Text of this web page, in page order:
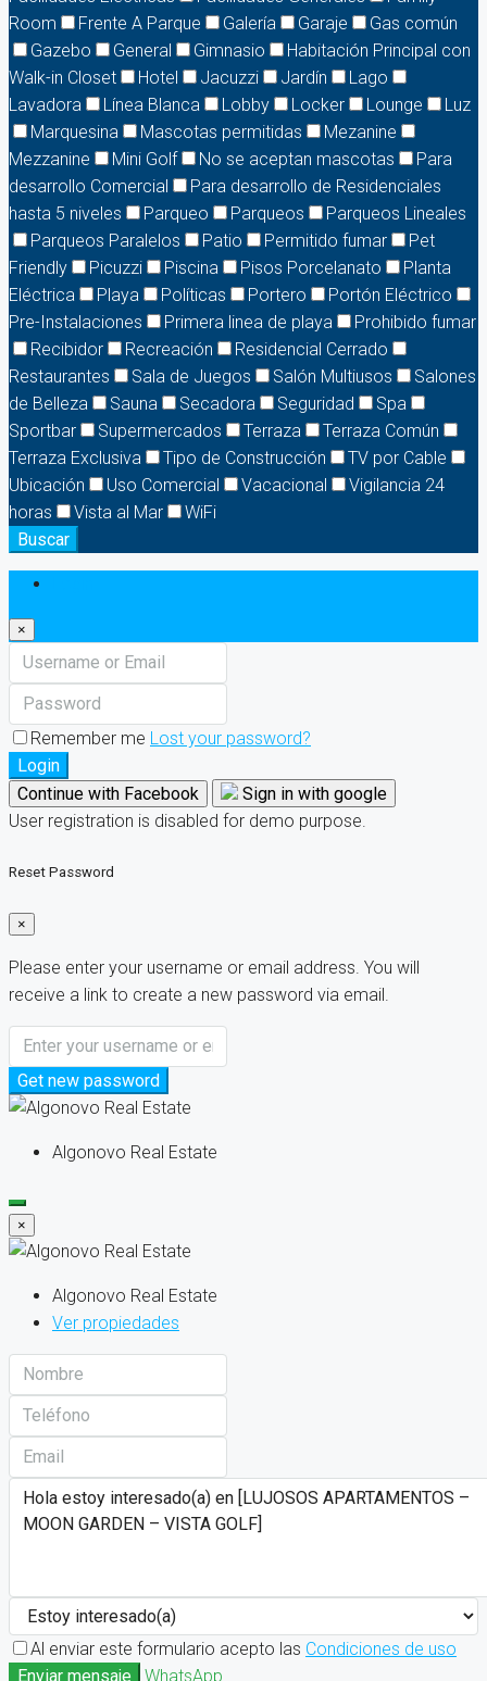
Room
Frente A Parque Galería Garaje
Gas común
Gazebo
General Gimnasio
Habitación Principal con
Walk-in Closet
Hotel Jacuzzi Jardín
Lago
Lavadora
Línea Blanca Lobby Locker Lounge
Luz
Marquesina
Mascotas permitidas
Mezanine
Mezzanine
Mini Golf No se aceptan mascotas
Para
desarrollo Comercial
Para desarrollo de Residenciales
hasta 5 niveles
Parqueo Parqueos
Parqueos Lineales
Parqueos Paralelos
Patio Permitido fumar
Pet
Friendly
Picuzzi Piscina Pisos Porcelanato
Planta
Eléctrica
Playa Políticas Portero
Portón Eléctrico
Pre-Instalaciones
Primera linea de playa
Prohibido fumar
Recibidor
Recreación
Residencial Cerrado
Restaurantes
Sala de Juegos Salón Multiusos
Salones
de Belleza
Sauna Secadora Seguridad
Spa
Sportbar
Supermercados Terraza
Terraza Común
Terraza Exclusiva
Tipo de Construcción
TV por Cable
Ubicación
Uso Comercial Vacacional
Vigilancia 24
horas
Vista al Mar
WiFi
Buscar
×
Remember me Lost your password?
Login
Continue with Facebook
Sign in with google
User registration is disabled for demo purpose.
Reset Password
×
Please enter your username or email address. You will
receive a link to create a new password via email.
Get new password
Algonovo Real Estate
×
Algonovo Real Estate
Ver propiedades
Al enviar este formulario acepto las Condiciones de uso
Enviar mensaje
WhatsApp